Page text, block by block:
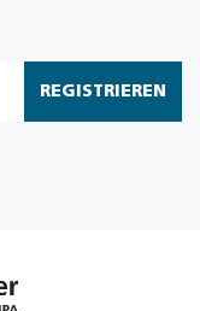
REGISTRIEREN